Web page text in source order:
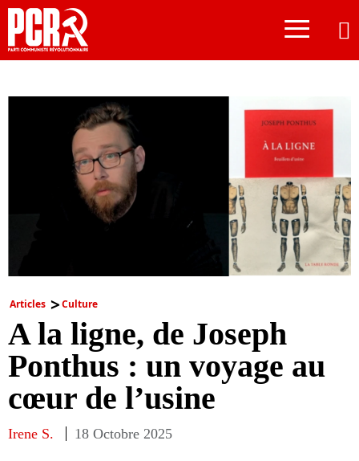
≡
Articles Culture
A la ligne, de Joseph
Ponthus : un voyage au
cœur de l’usine
Irene S. 18 Octobre 2025